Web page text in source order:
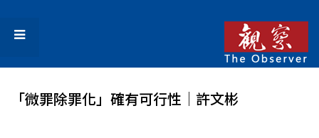
「微罪除罪化」確有可行性│許文彬